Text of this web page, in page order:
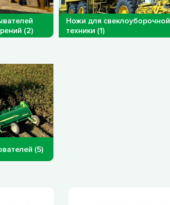
(2)
Ножи для свеклоуборочной
техники (1)
(5)